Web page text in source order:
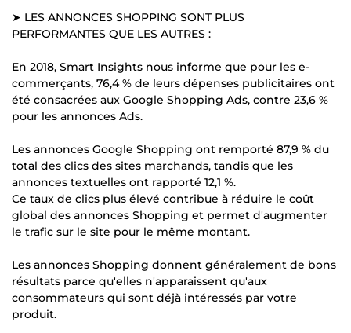
➤ LES ANNONCES SHOPPING SONT PLUS
PERFORMANTES QUE LES AUTRES :
En 2018, Smart Insights nous informe que pour les e-
commerçants, 76,4 % de leurs dépenses publicitaires ont
été consacrées aux Google Shopping Ads, contre 23,6 %
pour les annonces Ads.
Les annonces Google Shopping ont remporté 87,9 % du
total des clics des sites marchands, tandis que les
annonces textuelles ont rapporté 12,1 %.
Ce taux de clics plus élevé contribue à réduire le coût
global des annonces Shopping et permet d'augmenter
le trafic sur le site pour le même montant.
Les annonces Shopping donnent généralement de bons
résultats parce qu'elles n'apparaissent qu'aux
consommateurs qui sont déjà intéressés par votre
produit.